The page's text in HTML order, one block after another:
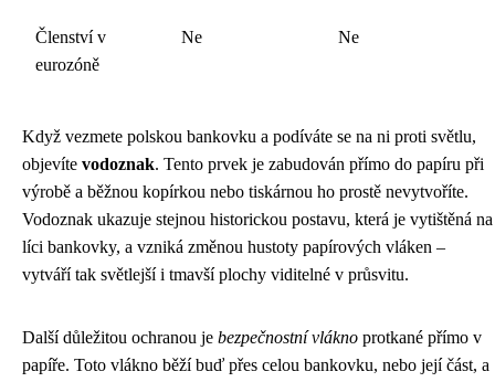
Členství v
eurozóně
Ne Ne
Když vezmete polskou bankovku a podíváte se na ni proti světlu,
objevíte vodoznak. Tento prvek je zabudován přímo do papíru při
výrobě a běžnou kopírkou nebo tiskárnou ho prostě nevytvoříte.
Vodoznak ukazuje stejnou historickou postavu, která je vytištěná na
líci bankovky, a vzniká změnou hustoty papírových vláken –
vytváří tak světlejší i tmavší plochy viditelné v průsvitu.
Další důležitou ochranou je bezpečnostní vlákno protkané přímo v
papíře. Toto vlákno běží buď přes celou bankovku, nebo její část, a